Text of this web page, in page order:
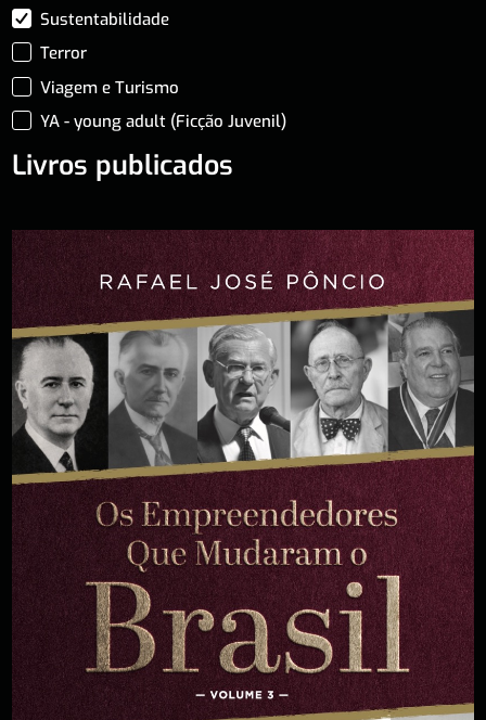
Sustentabilidade
Terror
Viagem e Turismo
YA - young adult (Ficção Juvenil)
Livros publicados